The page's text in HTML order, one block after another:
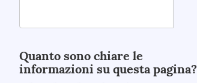
Quanto sono chiare le
informazioni su questa pagina?